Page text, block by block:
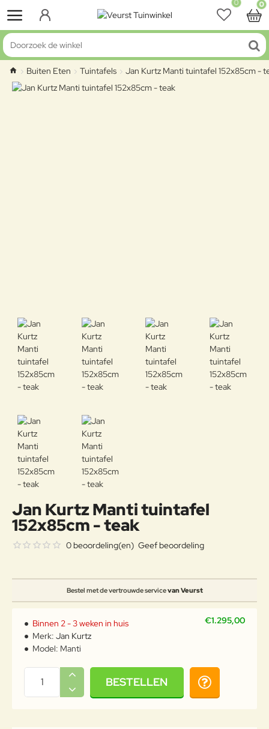
0 0
Doorzoek de winkel
home
Buiten Eten Tuintafels Jan Kurtz Manti tuintafel 152x85cm -
Jan Kurtz Manti tuintafel
152x85cm - teak
Bestel met de vertrouwde servicevan Veurst
0 beoordeling(en) Geef beoordeling
€1.295,00
Binnen 2 - 3 weken in huis
Merk: Jan Kurtz
Model: Manti
BESTELLEN